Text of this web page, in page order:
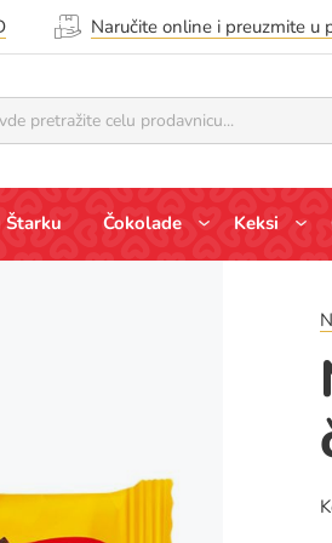
Naručite online i preuzmite u
Štarku Čokolade Keksi